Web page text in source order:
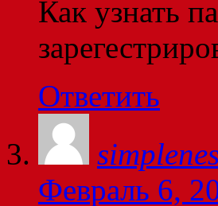
Как узнать
Ответить
Февраль 6,